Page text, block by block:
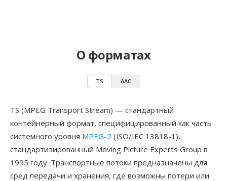
О форматах
TS AAC
TS (MPEG Transport Stream) — стандартный
контейнерный формат, специфицированный как часть
системного уровня MPEG-2 (ISO/IEC 13818-1),
стандартизированный Moving Picture Experts Group в
1995 году. Транспортные потоки предназначены для
сред передачи и хранения, где возможны потери или